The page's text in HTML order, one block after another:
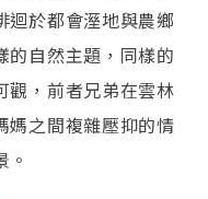
迴於都會溼地與農鄉
的自然主題，同樣的
觀，前者兄弟在雲林
媽之間複雜壓抑的情